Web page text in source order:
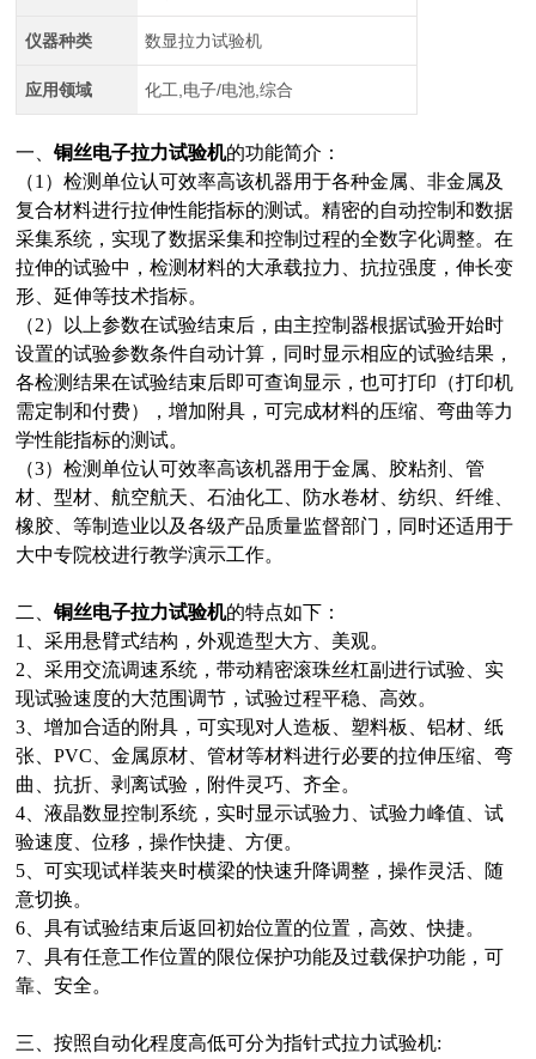
仪器种类 数显拉力试验机
应用领域 化工,电子/电池,综合
一、铜丝电子拉力试验机的功能简介：
（1）检测单位认可效率高该机器用于各种金属、非金属及
复合材料进行拉伸性能指标的测试。精密的自动控制和数据
采集系统，实现了数据采集和控制过程的全数字化调整。在
拉伸的试验中，检测材料的大承载拉力、抗拉强度，伸长变
形、延伸等技术指标。
（2）以上参数在试验结束后，由主控制器根据试验开始时
设置的试验参数条件自动计算，同时显示相应的试验结果，
各检测结果在试验结束后即可查询显示，也可打印（打印机
需定制和付费），增加附具，可完成材料的压缩、弯曲等力
学性能指标的测试。
（3）检测单位认可效率高该机器用于金属、胶粘剂、管
材、型材、航空航天、石油化工、防水卷材、纺织、纤维、
橡胶、等制造业以及各级产品质量监督部门，同时还适用于
大中专院校进行教学演示工作。
二、铜丝电子拉力试验机的特点如下：
1、采用悬臂式结构，外观造型大方、美观。
2、采用交流调速系统，带动精密滚珠丝杠副进行试验、实
现试验速度的大范围调节，试验过程平稳、高效。
3、增加合适的附具，可实现对人造板、塑料板、铝材、纸
张、PVC、金属原材、管材等材料进行必要的拉伸压缩、弯
曲、抗折、剥离试验，附件灵巧、齐全。
4、液晶数显控制系统，实时显示试验力、试验力峰值、试
验速度、位移，操作快捷、方便。
5、可实现试样装夹时横梁的快速升降调整，操作灵活、随
意切换。
6、具有试验结束后返回初始位置的位置，高效、快捷。
7、具有任意工作位置的限位保护功能及过载保护功能，可
靠、安全。
三、按照自动化程度高低可分为指针式拉力试验机: